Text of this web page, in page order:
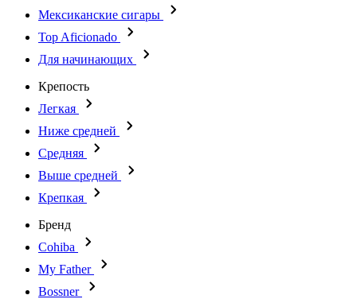
Мексиканские сигары
Top Aficionado
Для начинающих
Крепость
Легкая
Ниже средней
Средняя
Выше средней
Крепкая
Бренд
Cohiba
My Father
Bossner